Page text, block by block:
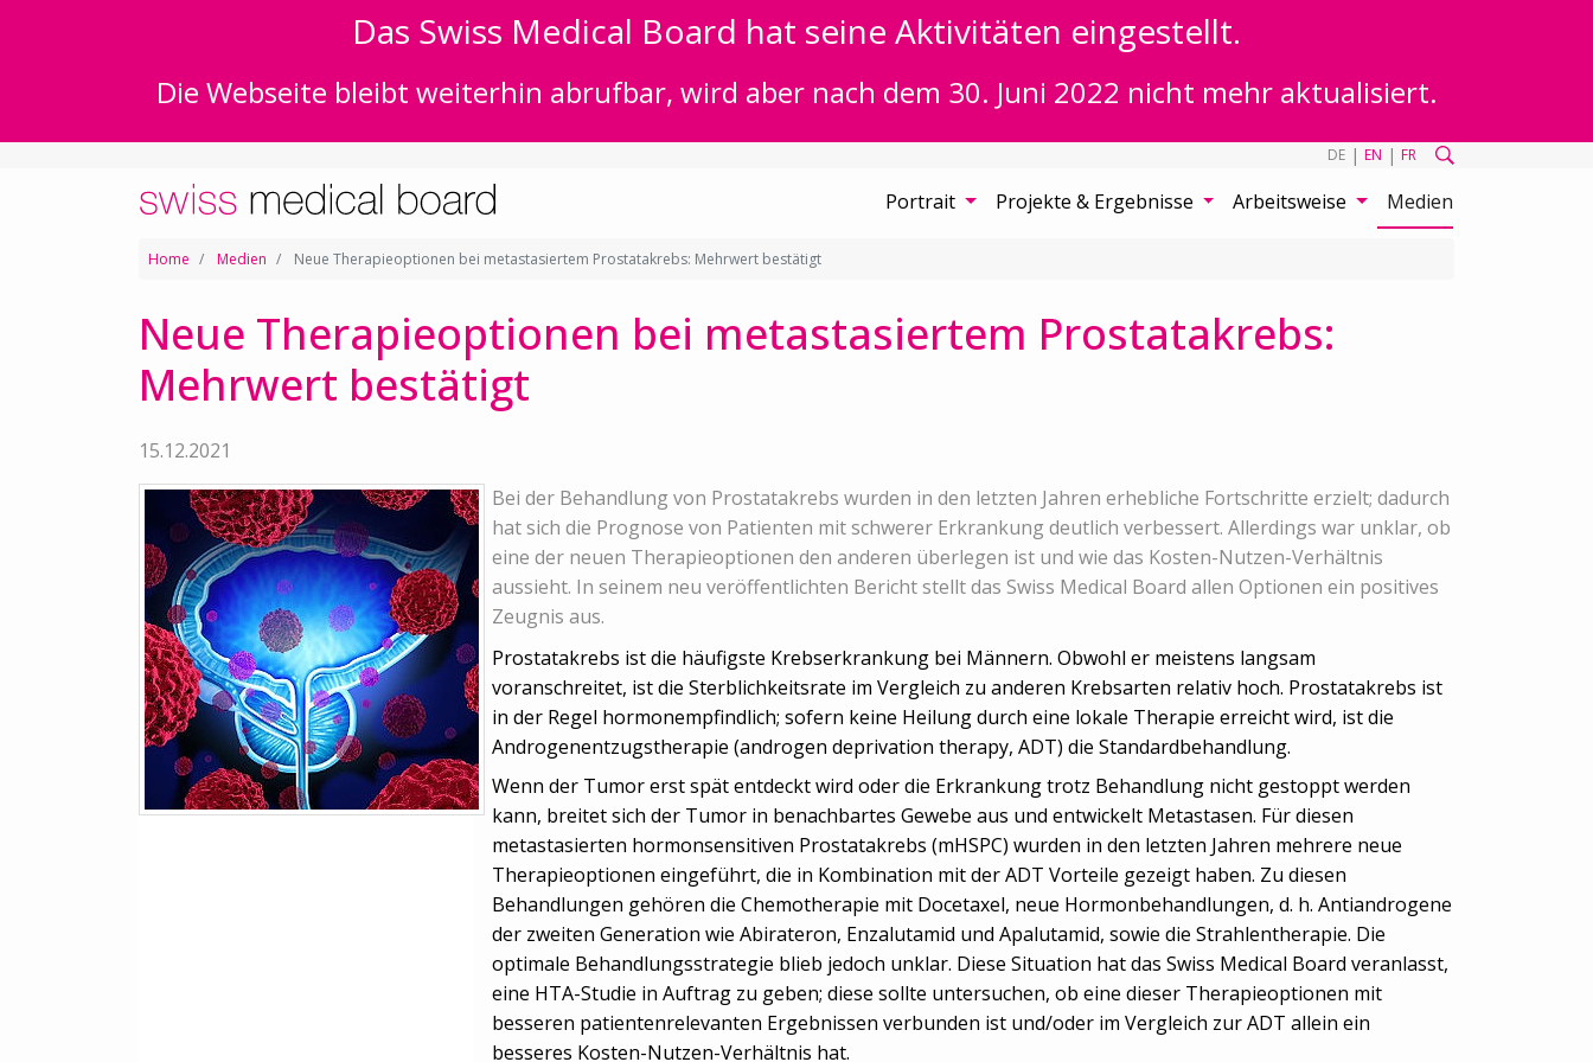
Das Swiss Medical Board hat seine Aktivitäten eingestellt.
Die Webseite bleibt weiterhin abrufbar, wird aber nach dem 30. Juni 2022 nicht mehr aktualisiert.
DE | EN | FR
Portrait Projekte & Ergebnisse Arbeitsweise Medien
Home Medien Neue Therapieoptionen bei metastasiertem Prostatakrebs: Mehrwert bestätigt
Neue Therapieoptionen bei metastasiertem Prostatakrebs:
Mehrwert bestätigt
15.12.2021
Bei der Behandlung von Prostatakrebs wurden in den letzten Jahren erhebliche Fortschritte erzielt; dadurch
hat sich die Prognose von Patienten mit schwerer Erkrankung deutlich verbessert. Allerdings war unklar, ob
eine der neuen Therapieoptionen den anderen überlegen ist und wie das Kosten-Nutzen-Verhältnis
aussieht. In seinem neu veröffentlichten Bericht stellt das Swiss Medical Board allen Optionen ein positives
Zeugnis aus.
Prostatakrebs ist die häufigste Krebserkrankung bei Männern. Obwohl er meistens langsam
voranschreitet, ist die Sterblichkeitsrate im Vergleich zu anderen Krebsarten relativ hoch. Prostatakrebs ist
in der Regel hormonempfindlich; sofern keine Heilung durch eine lokale Therapie erreicht wird, ist die
Androgenentzugstherapie (androgen deprivation therapy, ADT) die Standardbehandlung.
Wenn der Tumor erst spät entdeckt wird oder die Erkrankung trotz Behandlung nicht gestoppt werden
kann, breitet sich der Tumor in benachbartes Gewebe aus und entwickelt Metastasen. Für diesen
metastasierten hormonsensitiven Prostatakrebs (mHSPC) wurden in den letzten Jahren mehrere neue
Therapieoptionen eingeführt, die in Kombination mit der ADT Vorteile gezeigt haben. Zu diesen
Behandlungen gehören die Chemotherapie mit Docetaxel, neue Hormonbehandlungen, d. h. Antiandrogene
der zweiten Generation wie Abirateron, Enzalutamid und Apalutamid, sowie die Strahlentherapie. Die
optimale Behandlungsstrategie blieb jedoch unklar. Diese Situation hat das Swiss Medical Board veranlasst,
eine HTA-Studie in Auftrag zu geben; diese sollte untersuchen, ob eine dieser Therapieoptionen mit
besseren patientenrelevanten Ergebnissen verbunden ist und/oder im Vergleich zur ADT allein ein
besseres Kosten-Nutzen-Verhältnis hat.